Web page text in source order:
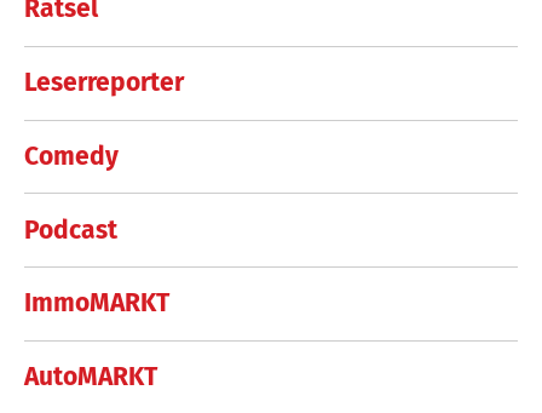
Rätsel
Leserreporter
Comedy
Podcast
ImmoMARKT
AutoMARKT